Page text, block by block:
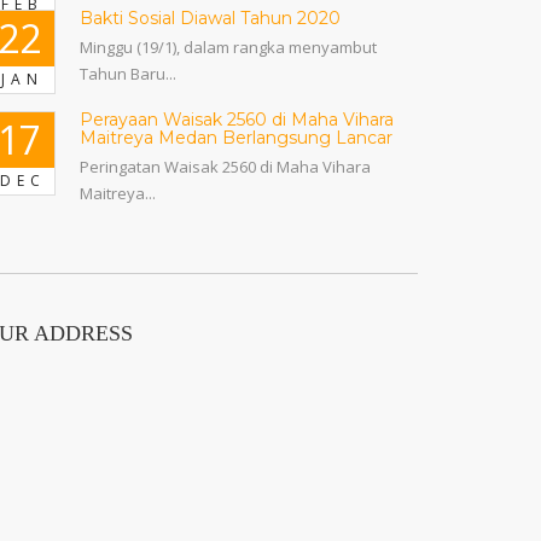
FEB
JAN
Bakti Sosial Diawal Tahun 2020
Minggu (19/1), dalam rangka menyambut
Tahun Baru...
DEC
Perayaan Waisak 2560 di Maha Vihara
Maitreya Medan Berlangsung Lancar
Peringatan Waisak 2560 di Maha Vihara
Maitreya...
ADDRESS